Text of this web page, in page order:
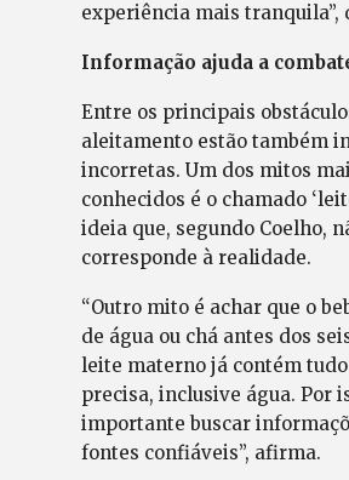
experiência mais tranquila”,
Informação ajuda a
Entre os principais
aleitamento estão também
incorretas. Um dos mitos
conhecidos é o chamado
ideia que, segundo Coelho,
corresponde à realidade.
“Outro mito é achar que o
de água ou chá antes dos
leite materno já contém tudo
precisa, inclusive água. Por
importante buscar
fontes confiáveis”, afirma.